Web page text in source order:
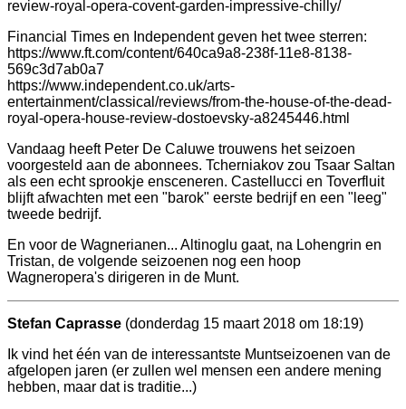
review-royal-opera-covent-garden-impressive-chilly/
Financial Times en Independent geven het twee sterren:
https://www.ft.com/content/640ca9a8-238f-11e8-8138-
569c3d7ab0a7
https://www.independent.co.uk/arts-
entertainment/classical/reviews/from-the-house-of-the-dead-
royal-opera-house-review-dostoevsky-a8245446.html
Vandaag heeft Peter De Caluwe trouwens het seizoen
voorgesteld aan de abonnees. Tcherniakov zou Tsaar Saltan
als een echt sprookje ensceneren. Castellucci en Toverfluit
blijft afwachten met een "barok" eerste bedrijf en een "leeg"
tweede bedrijf.
En voor de Wagnerianen... Altinoglu gaat, na Lohengrin en
Tristan, de volgende seizoenen nog een hoop
Wagneropera's dirigeren in de Munt.
Stefan Caprasse (donderdag 15 maart 2018 om 18:19)
Ik vind het één van de interessantste Muntseizoenen van de
afgelopen jaren (er zullen wel mensen een andere mening
hebben, maar dat is traditie...)